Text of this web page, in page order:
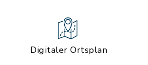
Digitaler Ortsplan